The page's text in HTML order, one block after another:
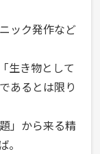
ック発作など
生き物として
あるとは限り
」から来る精